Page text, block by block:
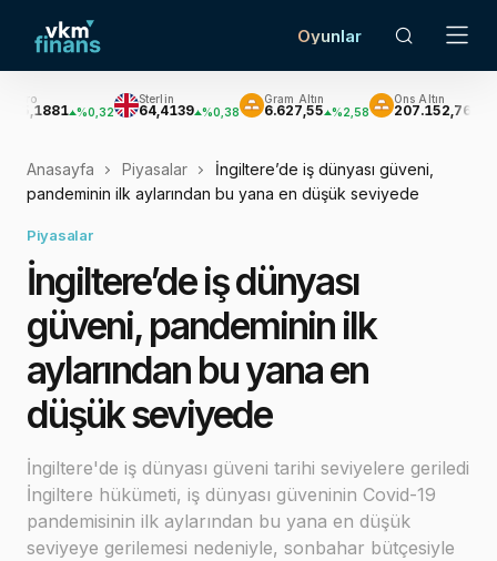
Oyunlar
%0,32
Sterlin
64,4139 %0,38
Gram Altın
6.627,55 %2,58
Ons Altın
207.152,76 %2,62
Anasayfa Piyasalar
İngiltere’de iş dünyası güveni,
pandeminin ilk aylarından bu yana en düşük seviyede
Piyasalar
İngiltere’de iş dünyası
güveni, pandeminin ilk
aylarından bu yana en
düşük seviyede
İngiltere'de iş dünyası güveni tarihi seviyelere geriledi
İngiltere hükümeti, iş dünyası güveninin Covid-19
pandemisinin ilk aylarından bu yana en düşük
seviyeye gerilemesi nedeniyle, sonbahar bütçesiyle